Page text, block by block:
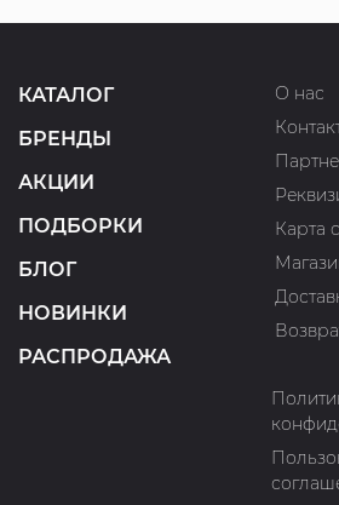
КАТАЛОГ
БРЕНДЫ
АКЦИИ
ПОДБОРКИ
БЛОГ
НОВИНКИ
РАСПРОДАЖА
О нас
Карта